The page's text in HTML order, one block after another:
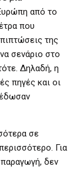
από το
που
της
σενάριο στο
Δηλαδή, η
πηγές και οι
σε
Για
δεν